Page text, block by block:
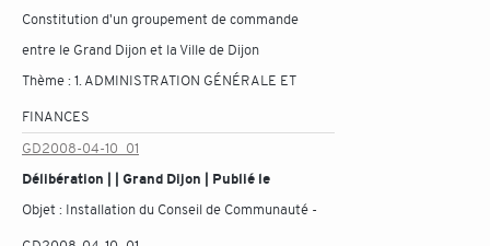
Constitution d'un groupement de commande
entre le Grand Dijon et la Ville de Dijon
Thème :1. ADMINISTRATION GÉNÉRALE ET
FINANCES
GD2008-04-10_01
Délibération | | Grand Dijon | Publié le
Objet : Installation du Conseil de Communauté -